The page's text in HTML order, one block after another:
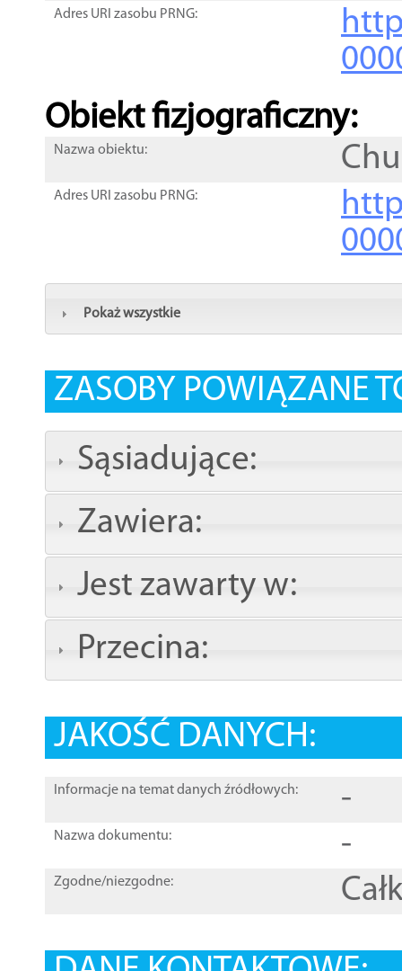
Adres URI zasobu PRNG:
Obiekt fizjograficzny:
Nazwa obiektu:
Adres URI zasobu PRNG:
Pokaż wszystkie
ZASOBY POWIĄZANE
Sąsiadujące:
Zawiera:
Jest zawarty w:
Przecina:
JAKOŚĆ DANYCH:
Informacje na temat danych źródłowych: -
Nazwa dokumentu: -
Zgodne/niezgodne: